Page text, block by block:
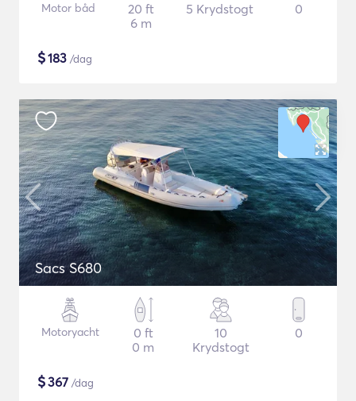
Motor båd
20 ft
6 m
5 Krydstogt 0
$183 /dag
Sacs S680
Motoryacht
0 ft
0 m
10
Krydstogt
0
$367 /dag